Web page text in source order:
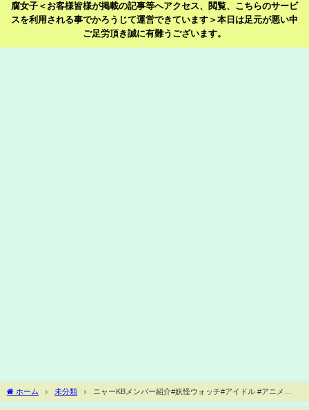
腐女子＜お客様皆様が掲載の記事等へアクセス、閲覧、こちらのサービ
スを利用される事でかろうじて運営できています＞本日は足元が悪い中
ご足労頂き誠に有難うございます。
ホーム 未分類
ニャーKBメンバー紹介#妖怪ウォッチ#アイドル #アニメ
#shorts